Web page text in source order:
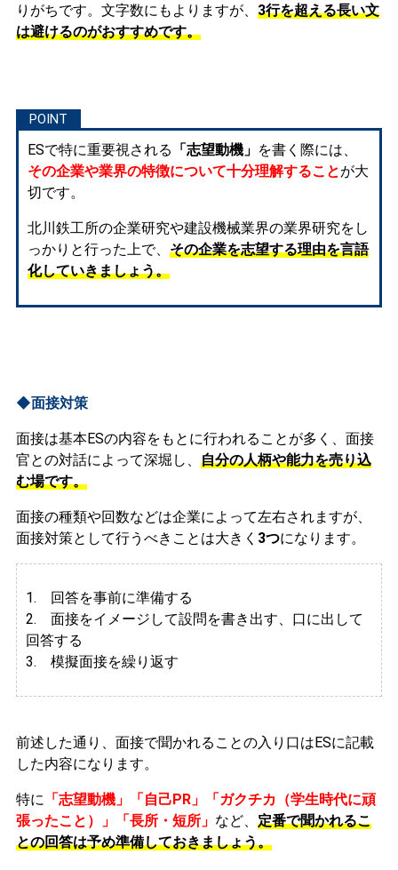
りがちです。文字数にもよりますが、 3行を超える長い文
は避けるのがおすすめです。
ESで特に重要視される 「志望動機」 を書く際には、
その企業や業界の特徴について十分理解することが大
切です。
北川鉄工所の企業研究や建設機械業界の業界研究をし
っかりと行った上で、 その企業を志望する理由を言語
化していきましょう。
◆面接対策
面接は基本ESの内容をもとに行われることが多く、面接
官との対話によって深堀し、 自分の人柄や能力を売り込
む場です。
面接の種類や回数などは企業によって左右されますが、
面接対策として行うべきことは大きく 3つになります。
1. 回答を事前に準備する
2. 面接をイメージして設問を書き出す、口に出して
回答する
3. 模擬面接を繰り返す
前述した通り、面接で聞かれることの入り口はESに記載
した内容になります。
特に 「志望動機」「自己PR」「ガクチカ（学生時代に頑
張ったこと）」「長所・短所」 など、 定番で聞かれるこ
との回答は予め準備しておきましょう。